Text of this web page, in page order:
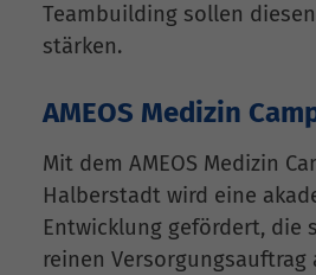
Teambuilding sollen
stärken.
AMEOS Medizin
Mit dem AMEOS Medizin
Halberstadt wird eine
Entwicklung gefördert, die
reinen Versorgungsauftrag